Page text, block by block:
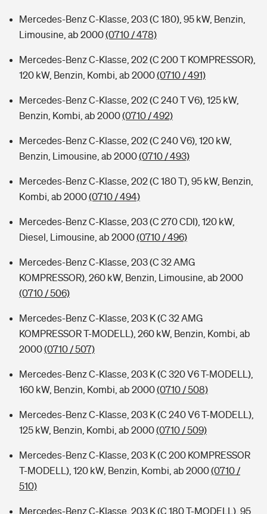
Mercedes-Benz C-Klasse, 203 (C 180), 95 kW, Benzin,
Limousine, ab 2000(0710 / 478)
Mercedes-Benz C-Klasse, 202 (C 200 T KOMPRESSOR),
120 kW, Benzin, Kombi, ab 2000(0710 / 491)
Mercedes-Benz C-Klasse, 202 (C 240 T V6), 125 kW,
Benzin, Kombi, ab 2000(0710 / 492)
Mercedes-Benz C-Klasse, 202 (C 240 V6), 120 kW,
Benzin, Limousine, ab 2000(0710 / 493)
Mercedes-Benz C-Klasse, 202 (C 180 T), 95 kW, Benzin,
Kombi, ab 2000(0710 / 494)
Mercedes-Benz C-Klasse, 203 (C 270 CDI), 120 kW,
Diesel, Limousine, ab 2000(0710 / 496)
Mercedes-Benz C-Klasse, 203 (C 32 AMG
KOMPRESSOR), 260 kW, Benzin, Limousine, ab 2000
(0710 / 506)
Mercedes-Benz C-Klasse, 203 K (C 32 AMG
KOMPRESSOR T-MODELL), 260 kW, Benzin, Kombi, ab
2000(0710 / 507)
Mercedes-Benz C-Klasse, 203 K (C 320 V6 T-MODELL),
160 kW, Benzin, Kombi, ab 2000(0710 / 508)
Mercedes-Benz C-Klasse, 203 K (C 240 V6 T-MODELL),
125 kW, Benzin, Kombi, ab 2000(0710 / 509)
Mercedes-Benz C-Klasse, 203 K (C 200 KOMPRESSOR
T-MODELL), 120 kW, Benzin, Kombi, ab 2000(0710 /
510)
Mercedes-Benz C-Klasse, 203 K (C 180 T-MODELL), 95